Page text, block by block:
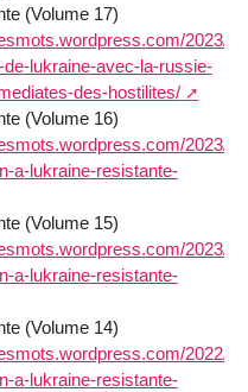
(Volume 17)
2023/
lukraine-avec-la-russie-
des-hostilites/
(Volume 16)
2023/
a-lukraine-resistante-
(Volume 15)
2023/
a-lukraine-resistante-
(Volume 14)
2022/
a-lukraine-resistante-